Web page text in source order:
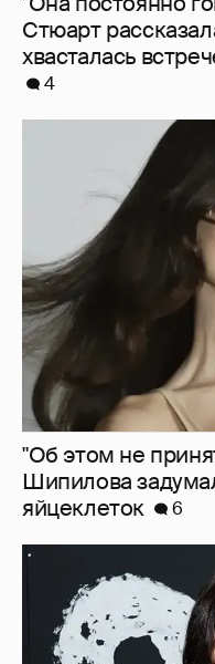
"Об этом не
Шипилова
яйцеклеток
В сети
из "Антиглянца"
Юрия Олеши